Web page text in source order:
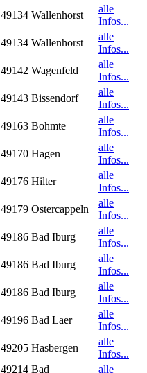
49134 Wallenhorst
alle
Infos...
49134 Wallenhorst
alle
Infos...
49142 Wagenfeld
alle
Infos...
49143 Bissendorf
alle
Infos...
49163 Bohmte
alle
Infos...
49170 Hagen
alle
Infos...
49176 Hilter
alle
Infos...
49179 Ostercappeln
alle
Infos...
49186 Bad Iburg
alle
Infos...
49186 Bad Iburg
alle
Infos...
49186 Bad Iburg
alle
Infos...
49196 Bad Laer
alle
Infos...
49205 Hasbergen
alle
Infos...
49214 Bad
alle